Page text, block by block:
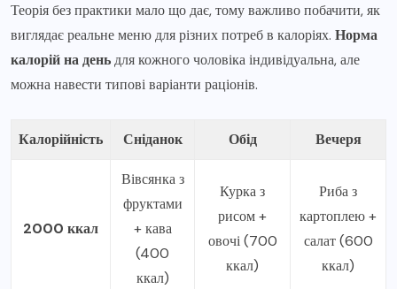
Теорія без практики мало що дає, тому важливо побачити, як
виглядає реальне меню для різних потреб в калоріях. Норма
калорій на деньдля кожного чоловіка індивідуальна, але
можна навести типові варіанти раціонів.
Калорійність Сніданок Обід Вечеря
2000 ккал
Вівсянка з
фруктами
+ кава
(400
ккал)
Курка з
рисом +
овочі (700
ккал)
Риба з
картоплею +
салат (600
ккал)